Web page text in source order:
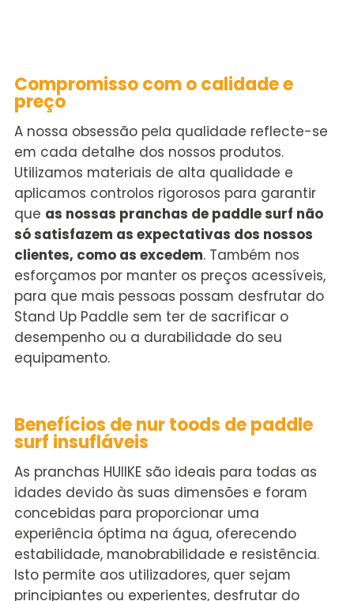
Compromisso com ocalidadee
preço
A nossa obsessão pela qualidade reflecte-se
em cada detalhe dos nossos produtos.
Utilizamos materiais de alta qualidade e
aplicamos controlos rigorosos para garantir
que as nossas pranchas de paddle surf não
só satisfazem as expectativas dos nossos
clientes, como as excedem. Também nos
esforçamos por manter os preços acessíveis,
para que mais pessoas possam desfrutar do
Stand Up Paddle sem ter de sacrificar o
desempenho ou a durabilidade do seu
equipamento.
Benefícios denurtoods depaddle
surf insufláveis
As pranchas HUIIKE são ideais para todas as
idades devido às suas dimensões e foram
concebidas para proporcionar uma
experiência óptima na água, oferecendo
estabilidade, manobrabilidade e resistência.
Isto permite aos utilizadores, quer sejam
principiantes ou experientes, desfrutar do